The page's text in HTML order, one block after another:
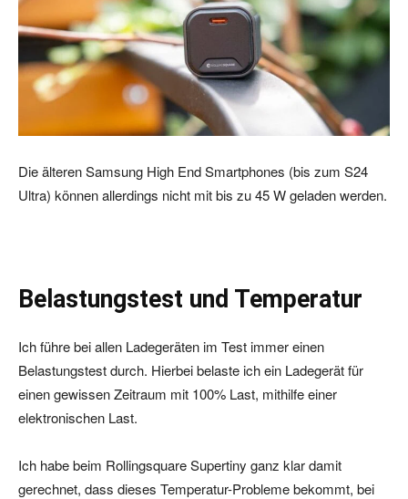
Die älteren Samsung High End Smartphones (bis zum S24
Ultra) können allerdings nicht mit bis zu 45 W geladen werden.
Belastungstest und Temperatur
Ich führe bei allen Ladegeräten im Test immer einen
Belastungstest durch. Hierbei belaste ich ein Ladegerät für
einen gewissen Zeitraum mit 100% Last, mithilfe einer
elektronischen Last.
Ich habe beim Rollingsquare Supertiny ganz klar damit
gerechnet, dass dieses Temperatur-Probleme bekommt, bei